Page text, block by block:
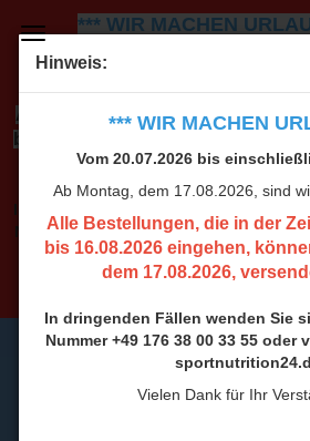
Hinweis:
*** WIR MACHEN
Vom 20.07.2026 bis
Ab Montag, dem 17.08.2026, sind
Alle Bestellungen, die in der
bis 16.08.2026 eingehen,
dem 17.08.2026,
In dringenden Fällen wenden Sie
Nummer +49 176 38 00 33 55 oder
Vielen Dank für Ihr
*** WIR MACHEN
Vom 20.07.2026 bis einschließlich
Alle Bestellungen, die in der Zeit
dem 17.08.2026, versendet
In dringenden Fällen wenden Sie sich
Nummer +49 176 38 00 33 55 oder via
sportnutrition24.de
Vielen Dank für Ihr